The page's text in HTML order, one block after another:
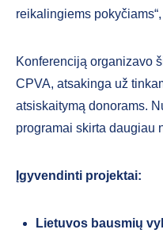
reikalingiems
Konferenciją organizavo
CPVA, atsakinga už
atsiskaitymą donorams.
programai skirta daugiau
Įgyvendinti projektai:
Lietuvos bausmių